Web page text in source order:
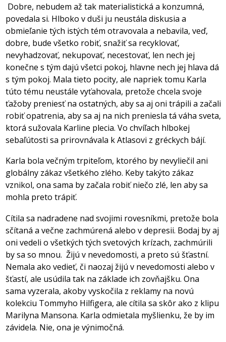
Dobre, nebudem až tak materialistická a konzumná,
povedala si. Hlboko v duši ju neustála diskusia a
obmieľanie tých istých tém otravovala a nebavila, veď,
dobre, bude všetko robiť, snažiť sa recyklovať,
nevyhadzovať, nekupovať, necestovať, len nech jej
konečne s tým dajú všetci pokoj, hlavne nech jej hlava dá
s tým pokoj. Mala tieto pocity, ale napriek tomu Karla
túto tému neustále vyťahovala, pretože chcela svoje
ťažoby preniesť na ostatných, aby sa aj oni trápili a začali
robiť opatrenia, aby sa aj na nich preniesla tá váha sveta,
ktorá sužovala Karline plecia. Vo chvíľach hlbokej
sebaľútosti sa prirovnávala k Atlasovi z gréckych bájí.
Karla bola večným trpiteľom, ktorého by nevyliečil ani
globálny zákaz všetkého zlého. Keby takýto zákaz
vznikol, ona sama by začala robiť niečo zlé, len aby sa
mohla preto trápiť.
Cítila sa nadradene nad svojimi rovesníkmi, pretože bola
sčítaná a večne zachmúrená alebo v depresii. Bodaj by aj
oni vedeli o všetkých tých svetových krízach, zachmúrili
by sa so mnou. Žijú v nevedomosti, a preto sú šťastní.
Nemala ako vedieť, či naozaj žijú v nevedomosti alebo v
šťastí, ale usúdila tak na základe ich zovňajšku. Ona
sama vyzerala, akoby vyskočila z reklamy na novú
kolekciu Tommyho Hilfigera, ale cítila sa skôr ako z klipu
Marilyna Mansona. Karla odmietala myšlienku, že by im
závidela. Nie, ona je výnimočná.